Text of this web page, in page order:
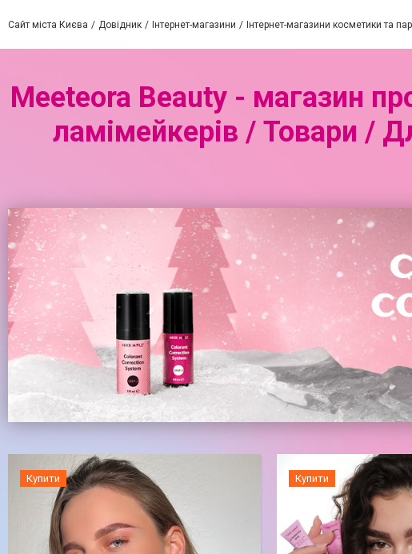
Сайт міста Києва Довідник Інтернет-магазини Інтернет-магазини косметики та
Meeteora Beauty - магазин
ламімейкерів / Товари /
Купити Купити